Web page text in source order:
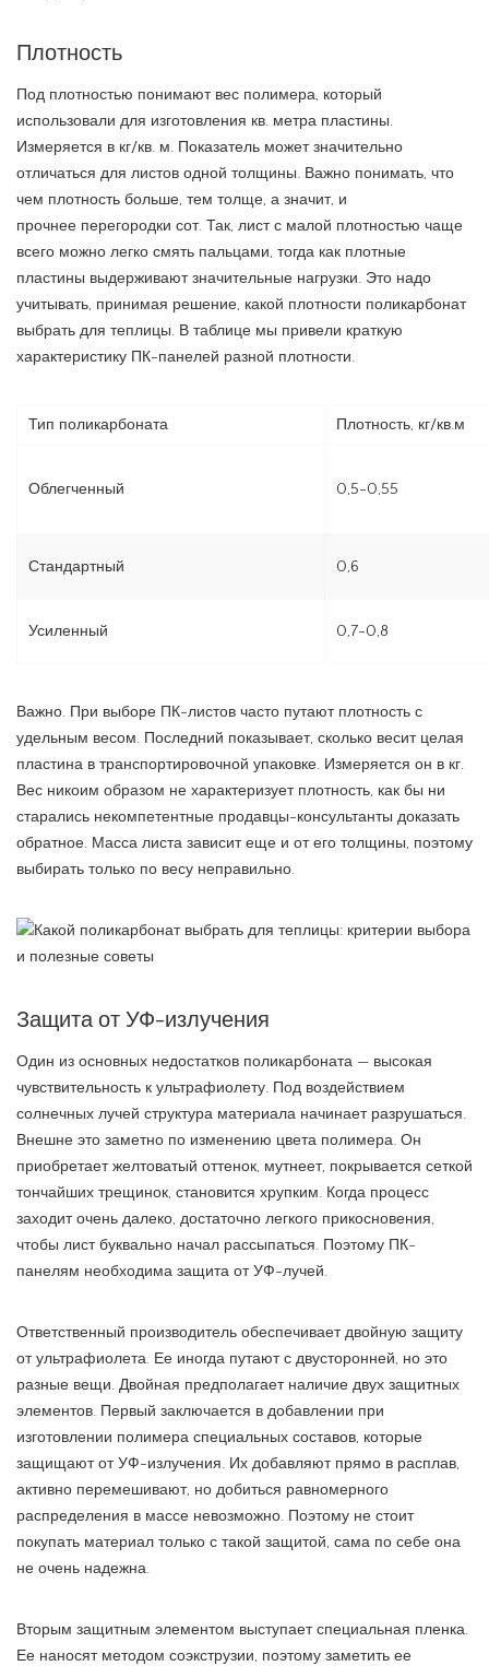
Плотность
Под плотностью понимают вес полимера, который
использовали для изготовления кв. метра пластины.
Измеряется в кг/кв. м. Показатель может значительно
отличаться для листов одной толщины. Важно понимать, что
чем плотность больше, тем толще, а значит, и
прочнее перегородки сот. Так, лист с малой плотностью чаще
всего можно легко смять пальцами, тогда как плотные
пластины выдерживают значительные нагрузки. Это надо
учитывать, принимая решение, какой плотности поликарбонат
выбрать для теплицы. В таблице мы привели краткую
характеристику ПК-панелей разной плотности.
Тип поликарбоната Плотность, кг/кв.м
Облегченный 0,5-0,55
Стандартный 0,6
Усиленный 0,7-0,8
Важно. При выборе ПК-листов часто путают плотность с
удельным весом. Последний показывает, сколько весит целая
пластина в транспортировочной упаковке. Измеряется он в кг.
Вес никоим образом не характеризует плотность, как бы ни
старались некомпетентные продавцы-консультанты доказать
обратное. Масса листа зависит еще и от его толщины, поэтому
выбирать только по весу неправильно.
Защита от УФ-излучения
Один из основных недостатков поликарбоната — высокая
чувствительность к ультрафиолету. Под воздействием
солнечных лучей структура материала начинает разрушаться.
Внешне это заметно по изменению цвета полимера. Он
приобретает желтоватый оттенок, мутнеет, покрывается сеткой
тончайших трещинок, становится хрупким. Когда процесс
заходит очень далеко, достаточно легкого прикосновения,
чтобы лист буквально начал рассыпаться. Поэтому ПК-
панелям необходима защита от УФ-лучей.
Ответственный производитель обеспечивает двойную защиту
от ультрафиолета. Ее иногда путают с двусторонней, но это
разные вещи. Двойная предполагает наличие двух защитных
элементов. Первый заключается в добавлении при
изготовлении полимера специальных составов, которые
защищают от УФ-излучения. Их добавляют прямо в расплав,
активно перемешивают, но добиться равномерного
распределения в массе невозможно. Поэтому не стоит
покупать материал только с такой защитой, сама по себе она
не очень надежна.
Вторым защитным элементом выступает специальная пленка.
Ее наносят методом соэкструзии, поэтому заметить ее